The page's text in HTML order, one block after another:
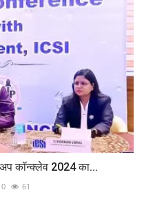
कॉन्क्लेव 2024 का...
0 61